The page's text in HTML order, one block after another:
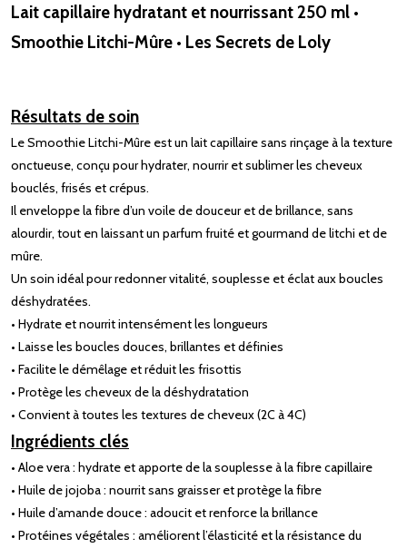
Lait capillaire hydratant et nourrissant 250 ml •
Smoothie Litchi-Mûre • Les Secrets de Loly
Résultats de soin
Le Smoothie Litchi-Mûre est un lait capillaire sans rinçage à la texture
onctueuse, conçu pour hydrater, nourrir et sublimer les cheveux
bouclés, frisés et crépus.
Il enveloppe la fibre d’un voile de douceur et de brillance, sans
alourdir, tout en laissant un parfum fruité et gourmand de litchi et de
mûre.
Un soin idéal pour redonner vitalité, souplesse et éclat aux boucles
déshydratées.
• Hydrate et nourrit intensément les longueurs
• Laisse les boucles douces, brillantes et définies
• Facilite le démêlage et réduit les frisottis
• Protège les cheveux de la déshydratation
• Convient à toutes les textures de cheveux (2C à 4C)
Ingrédients clés
• Aloe vera : hydrate et apporte de la souplesse à la fibre capillaire
• Huile de jojoba : nourrit sans graisser et protège la fibre
• Huile d’amande douce : adoucit et renforce la brillance
• Protéines végétales : améliorent l’élasticité et la résistance du